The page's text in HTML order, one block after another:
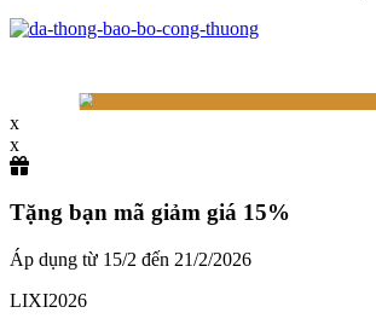
x
x
Tặng bạn mã giảm giá 15%
Áp dụng từ 15/2 đến 21/2/2026
LIXI2026